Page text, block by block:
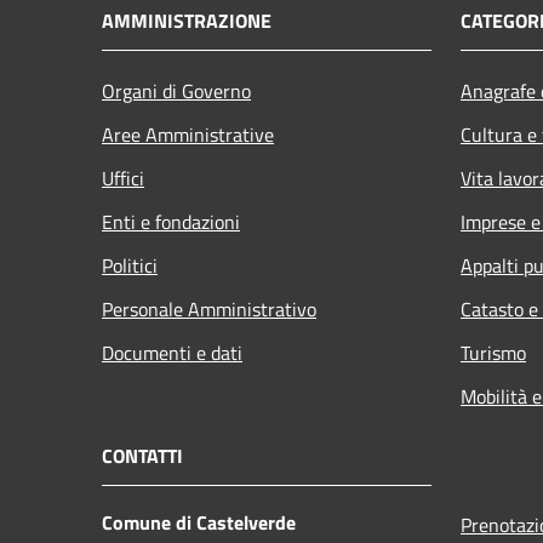
AMMINISTRAZIONE
Organi di Governo
Aree Amministrative
Uffici
Enti e fondazioni
Politici
Personale Amministrativo
Documenti e dati
Cultura
Vita
Imprese
Appalti
Catasto
Turismo
Mobilità
CONTATTI
Comune di Castelverde